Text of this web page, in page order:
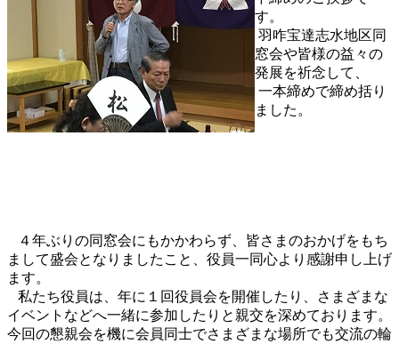
す。
羽咋宝達志水地区同
窓会や皆様の益々の
発展を祈念して、
一本締めで締め括り
ました。
４年ぶりの同窓会にもかかわらず、皆さまのおかげをもち
まして盛会となりましたこと、役員一同心より感謝申し上げ
ます。
私たち役員は、年に１回役員会を開催したり、さまざまな
イベントなどへ一緒に参加したりと親交を深めております。
今回の懇親会を機に会員同士でさまざまな場所でも交流の輪